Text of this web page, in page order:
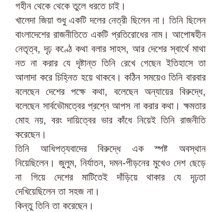
গহীন থেকে থেকে তুলে ধরতে চাই।
খালেদা জিয়া শুধু একটি দলের নেত্রী ছিলেন না। তিনি ছিলেন
বাংলাদেশের রাজনীতিতে একটি প্রতিরোধের নাম। আপোষহীন
নেতৃত্ব, দৃঢ় কণ্ঠে কথা বলার সাহস, আর দেশের স্বার্থে মাথা
নত না করার যে দৃষ্টান্ত তিনি রেখে গেছেন ইতিহাসে তা
আলাদা করে চিহ্নিত হয়ে থাকবে। কঠিন সময়েও তিনি বারবার
বলেছেন দেশের পক্ষে কথা, বলেছেন অন্যায়ের বিরুদ্ধে,
বলেছেন সার্বভৌমত্বের প্রশ্নে আপস না করার কথা। ক্ষমতার
মোহ নয়, বরং দায়িত্বের ভার কাঁধে নিয়েই তিনি রাজনীতি
করেছেন।
তিনি আধিপত্যবাদের বিরুদ্ধে এক স্পষ্ট অবস্থান
নিয়েছিলেন। জুলুম, নির্যাতন, দমন-পীড়নের মুখেও দেশ ছেড়ে
না গিয়ে দেশের মাটিতেই দাঁড়িয়ে থাকার যে দৃঢ়তা
দেখিয়েছিলেন তা সহজ না।
কিন্তু তিনি তা করেছেন।